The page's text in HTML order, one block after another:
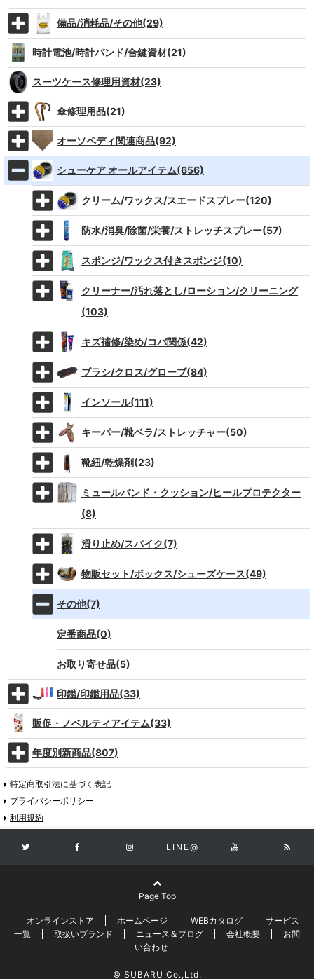
備品/消耗品/その他(29)
時計電池/時計バンド/合鍵資材(21)
スーツケース修理用資材(23)
傘修理用品(21)
オーソペディ関連商品(92)
シューケア オールアイテム(656)
クリーム/ワックス/スエードスプレー(120)
防水/消臭/除菌/栄養/ストレッチスプレー(57)
スポンジ/ワックス付きスポンジ(10)
クリーナー/汚れ落とし/ローション/クリーニング
(103)
キズ補修/染め/コバ関係(42)
ブラシ/クロス/グローブ(84)
インソール(111)
キーパー/靴ベラ/ストレッチャー(50)
靴紐/乾燥剤(23)
ミュールバンド・クッション/ヒールプロテクター
(8)
滑り止め/スパイク(7)
物販セット/ボックス/シューズケース(49)
その他(7)
定番商品(0)
お取り寄せ品(5)
印鑑/印鑑用品(33)
販促・ノベルティアイテム(33)
年度別新商品(807)
特定商取引法に基づく表記
プライバシーポリシー
利用規約
LINE@
Page Top
オンラインストア ホームページ WEBカタログ
サービス
一覧
取扱いブランド ニュース＆ブログ 会社概要
お問
い合わせ
© SUBARU Co.,Ltd.